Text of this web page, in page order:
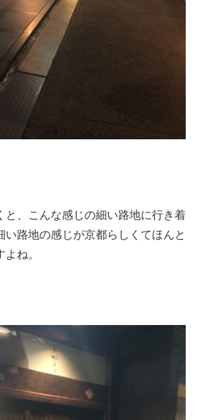
と、こんな感じの細い路地に行き着
い路地の感じが京都らしくてほんと
ね。